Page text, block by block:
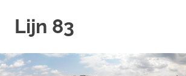
naar
inhoud
Lijn 83